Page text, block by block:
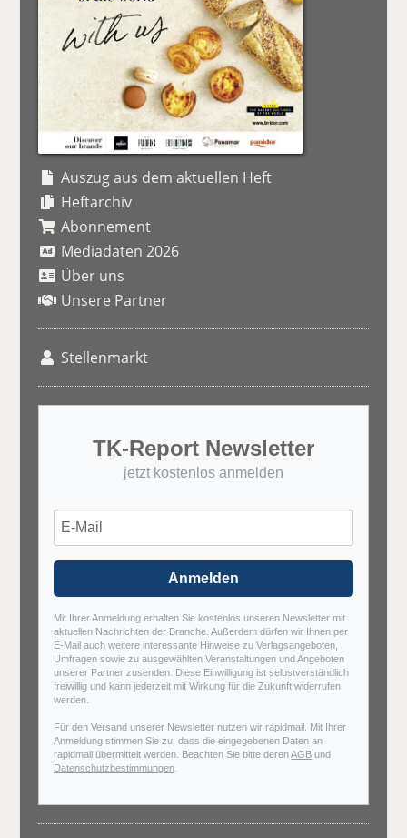
Auszug aus dem aktuellen Heft
Heftarchiv
Abonnement
Mediadaten 2026
Über uns
Unsere Partner
Stellenmarkt
TK-Report Newsletter
jetzt kostenlos anmelden
Anmelden
Mit Ihrer Anmeldung erhalten Sie kostenlos unseren Newsletter mit
aktuellen Nachrichten der Branche. Außerdem dürfen wir Ihnen per
E-Mail auch weitere interessante Hinweise zu Verlagsangeboten,
Umfragen sowie zu ausgewählten Veranstaltungen und Angeboten
unserer Partner zusenden. Diese Einwilligung ist selbstverständlich
freiwillig und kann jederzeit mit Wirkung für die Zukunft widerrufen
werden.
Für den Versand unserer Newsletter nutzen wir rapidmail. Mit Ihrer
Anmeldung stimmen Sie zu, dass die eingegebenen Daten an
rapidmail übermittelt werden. Beachten Sie bitte derenAGB und
Datenschutzbestimmungen